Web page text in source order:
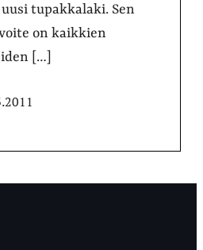
tupakkalaki. Sen
on kaikkien
[…]